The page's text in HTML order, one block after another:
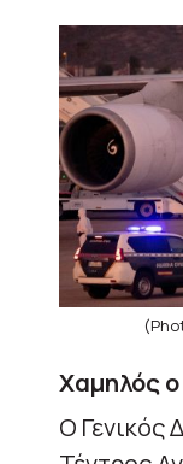
Χαμηλός ο
Ο Γενικός